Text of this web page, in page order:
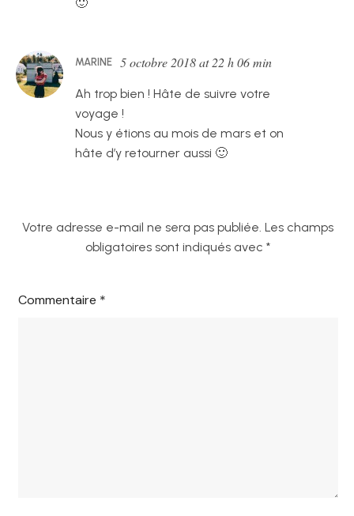
MARINE 5 octobre 2018 at 22 h 06 min
Ah trop bien ! Hâte de suivre votre
voyage !
Nous y étions au mois de mars et on
hâte d’y retourner aussi 🙂
Votre adresse e-mail ne sera pas publiée. Les champs
obligatoires sont indiqués avec*
Commentaire *